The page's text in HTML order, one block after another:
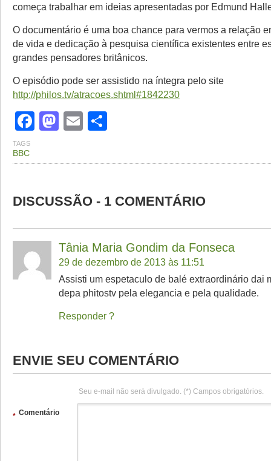
começa trabalhar em ideias apresentadas por Edmund
O documentário é uma boa chance para vermos a relação
de vida e dedicação à pesquisa científica existentes entre
grandes pensadores britânicos.
O episódio pode ser assistido na íntegra pelo site
http://philos.tv/atracoes.shtml#1842230
Facebook
Mastodon
Email
TAGS
BBC
DISCUSSÃO - 1 COMENTÁRIO
Tânia Maria Gondim da Fonseca
29 de dezembro de 2013 às 11:51
Assisti um espetaculo de balé extraordinário dai
depa phitostv pela elegancia e pela qualidade.
Responder
ENVIE SEU COMENTÁRIO
Seu e-mail não será divulgado. (*) Campos obrigatórios.
Comentário
*